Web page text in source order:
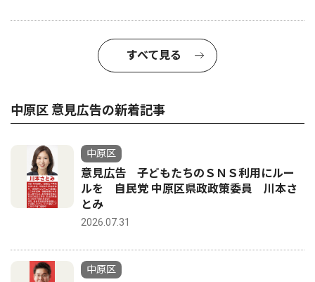
すべて見る
中原区 意見広告の新着記事
中原区
意見広告 子どもたちのＳＮＳ利用にルー
ルを 自民党 中原区県政政策委員 川本さ
とみ
2026.07.31
中原区